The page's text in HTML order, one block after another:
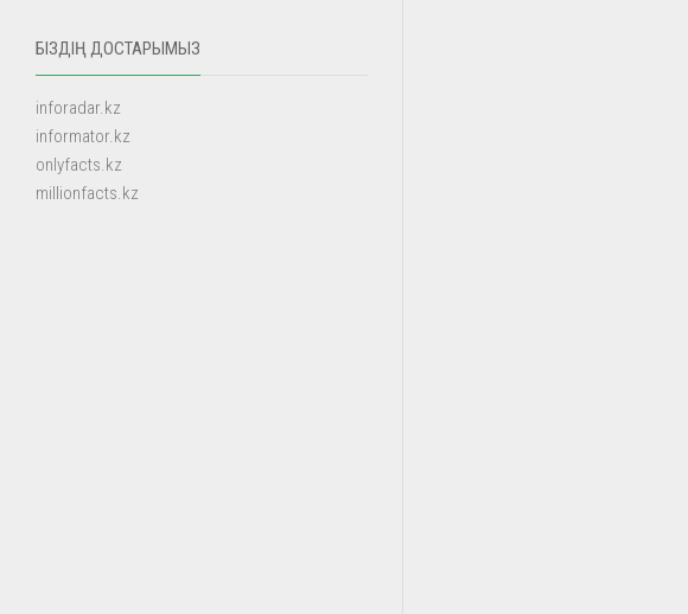
БІЗДІҢ ДОСТАРЫМЫЗ
inforadar.kz
informator.kz
onlyfacts.kz
millionfacts.kz